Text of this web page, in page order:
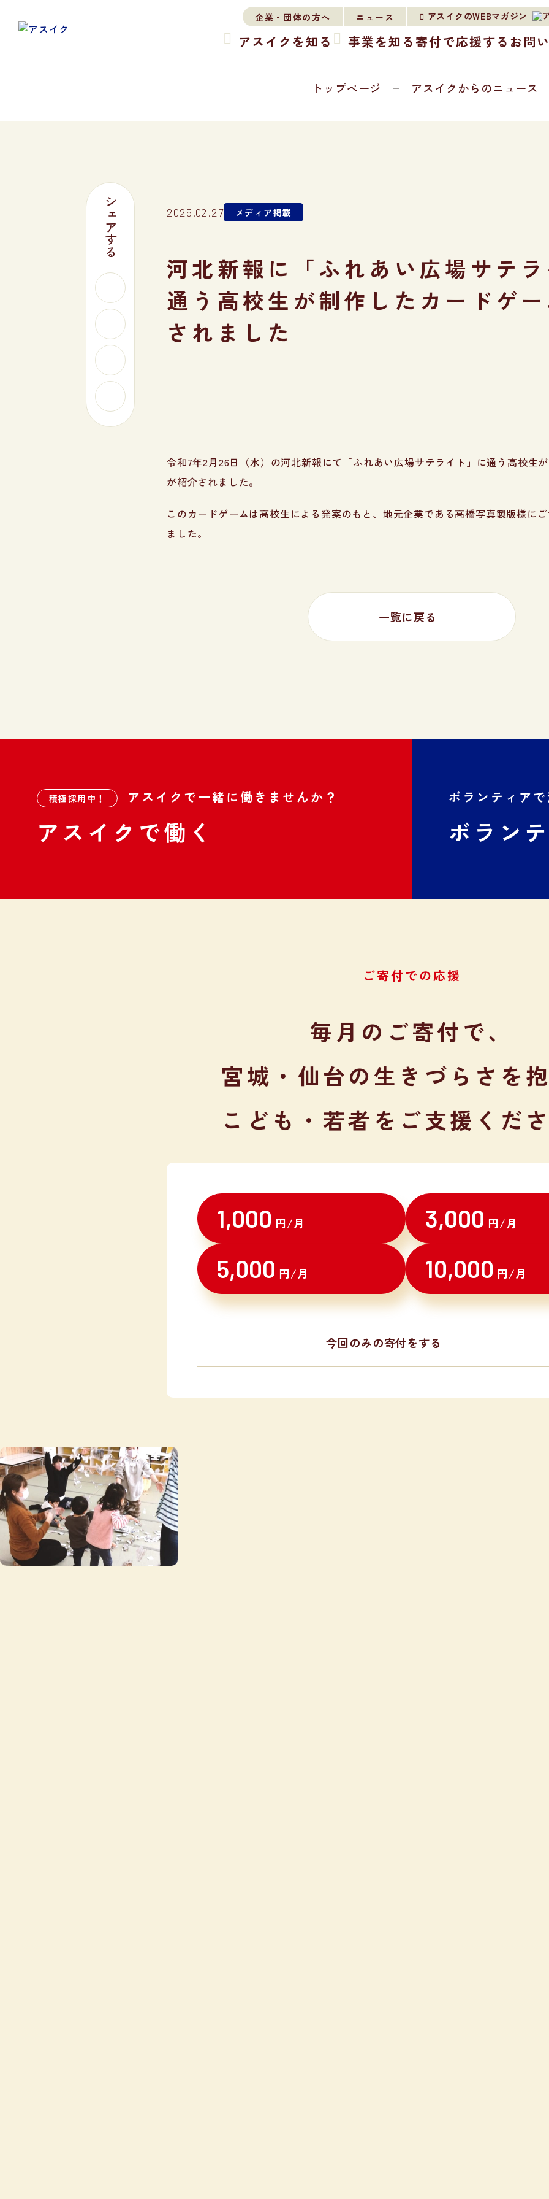
企業・団体の方へ ニュース アスイクのWEBマガジン
アスイクを知る 事業を知る 寄付で応援する お問
トップページ アスイクからのニュース
2025.02.27 メディア掲載
河北新報に「ふれあい広場サテ
通う高校生が制作したカードゲ
されました
シェアする
令和7年2月26日（水）の河北新報にて「ふれあい広場サテライト」に通う高校生
が紹介されました。
このカードゲームは高校生による発案のもと、地元企業である高橋写真製版様に
ました。
一覧に戻る
積極採用中！ アスイクで一緒に働きませんか？
アスイクで働く
ボランティア
ボラン
ご寄付での応援
毎月のご寄付で、
宮城・仙台の生きづらさを
こども・若者を ご支援くだ
1,000 円/月 3,000 円/月
5,000 円/月 10,000 円/月
今回のみの寄付をする